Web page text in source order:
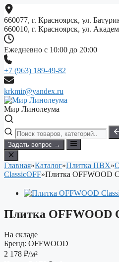
Перейти
к
содержимому
660077, г. Красноярск, ул.
660010, г. Красноярск, ул.
Ежедневно с 10:00 до 20:00
+7 (963) 189-49-82
krkmir@yandex.ru
Мир Линолеума
Задать вопрос →
Главная»Каталог»Плитка ПВХ»
ClassicOFF»Плитка OFFWOOD
Плитка OFFWOOD
На складе
Бренд: OFFWOOD
2 178 ₽/м²